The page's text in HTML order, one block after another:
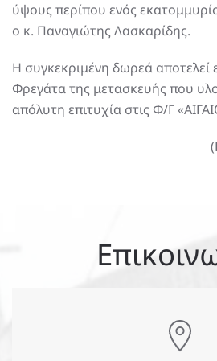
ύψους περίπου ενός
ο κ. Παναγιώτης Λασκαρίδης.
Η συγκεκριμένη δωρεά αποτελεί
Φρεγάτα της μετασκευής που
απόλυτη επιτυχία στις Φ/Γ